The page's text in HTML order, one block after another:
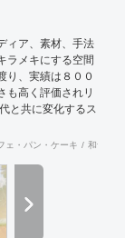
ィア、素材、手法
ラメキにする空間
り、実績は８００
も高く評価されリ
と共に変化するス
ェ・パン・ケーキ 和食・